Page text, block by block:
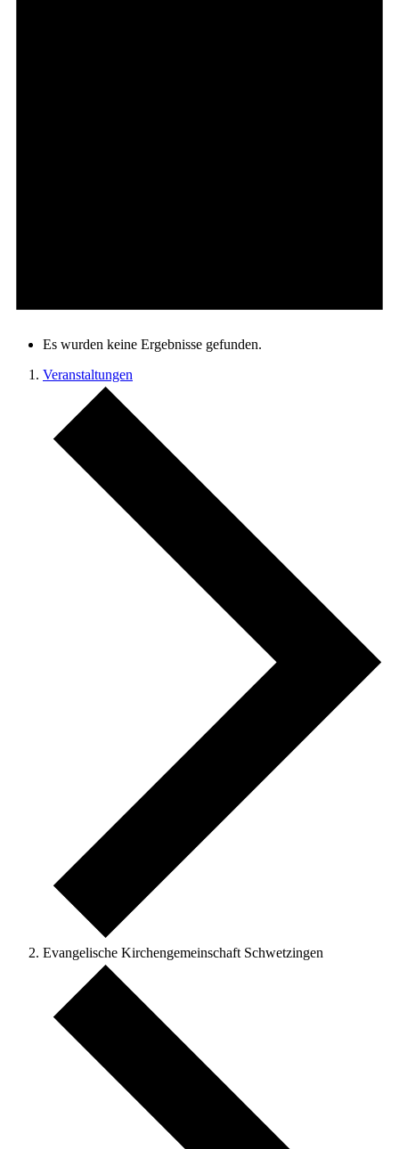
Es wurden keine Ergebnisse gefunden.
Veranstaltungen
Evangelische Kirchengemeinschaft Schwetzingen